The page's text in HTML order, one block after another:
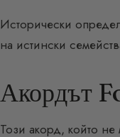
Исторически
на истински
Акордът
Този акорд, който